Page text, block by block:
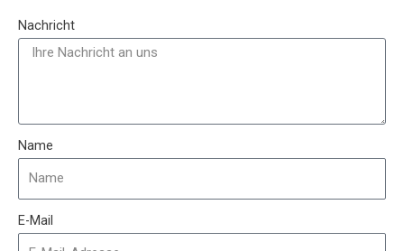
Nachricht
Name
E-Mail